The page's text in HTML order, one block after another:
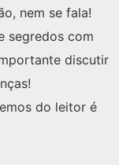
nem se fala!
segredos com
discutir
do leitor é